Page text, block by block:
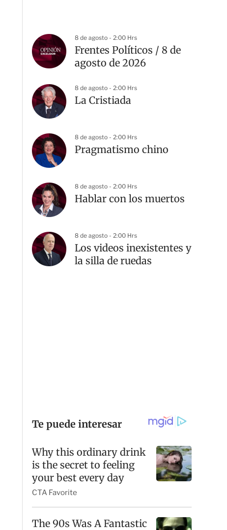
8 de agosto - 2:00 Hrs
Frentes Políticos / 8 de
agosto de 2026
8 de agosto - 2:00 Hrs
La Cristiada
8 de agosto - 2:00 Hrs
Pragmatismo chino
8 de agosto - 2:00 Hrs
Hablar con los muertos
8 de agosto - 2:00 Hrs
Los videos inexistentes y
la silla de ruedas